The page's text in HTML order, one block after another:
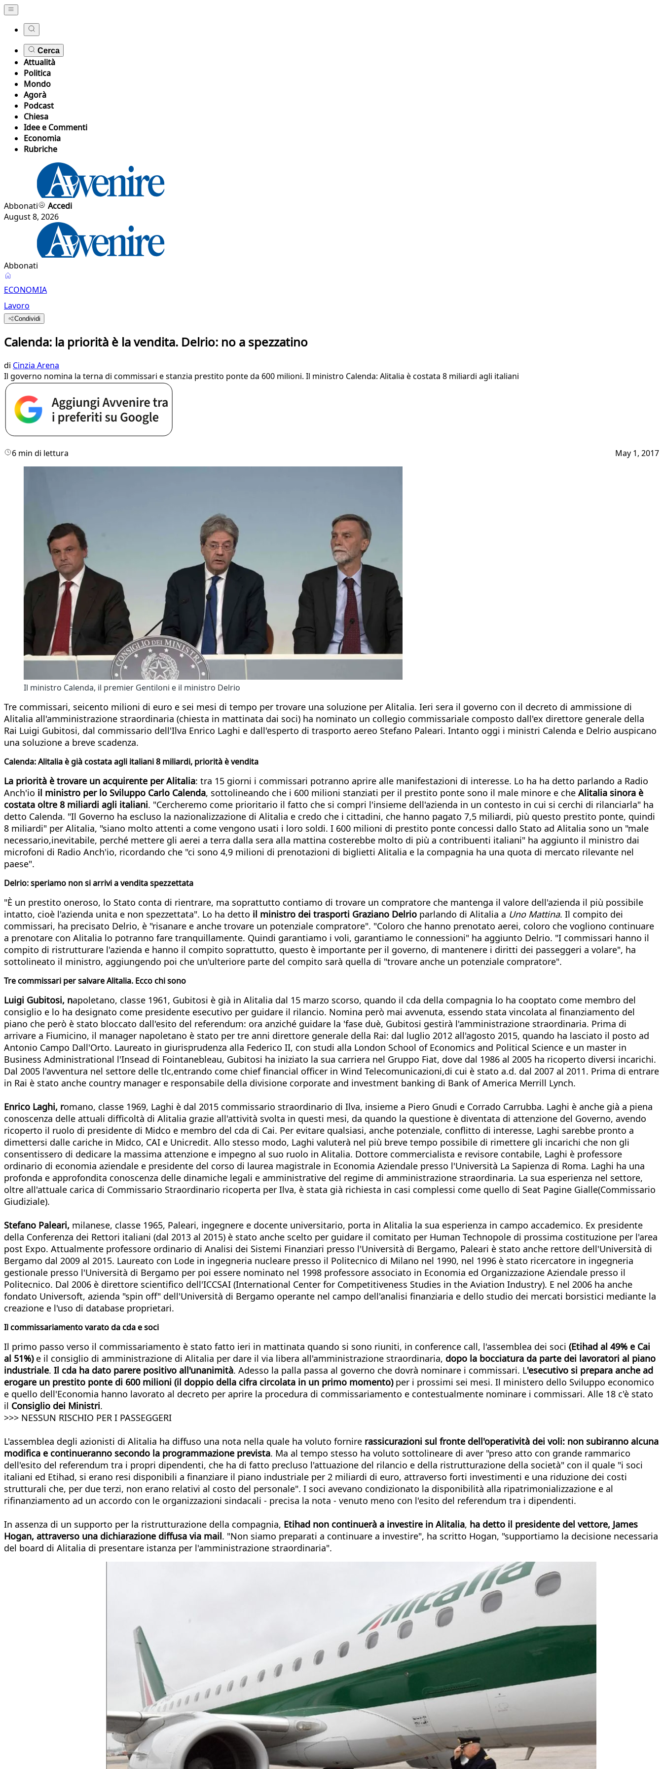
Cerca
Attualità
Politica
Mondo
Agorà
Podcast
Chiesa
Idee e Commenti
Economia
Rubriche
Abbonati
Accedi
August 8, 2026
Abbonati
ECONOMIA
Lavoro
Condividi
Calenda: la priorità è la vendita. Delrio: no a spezzatino
di Cinzia Arena
Il governo nomina la terna di commissari e stanzia prestito ponte da 600 milioni. Il ministro Calenda: Alitalia è costata 8 miliardi agli italiani
6 min di lettura May 1, 2017
Il ministro Calenda, il premier Gentiloni e il ministro Delrio
Tre commissari, seicento milioni di euro e sei mesi di tempo per trovare una soluzione per Alitalia. Ieri sera il governo con il decreto di ammissione di
Alitalia all'amministrazione straordinaria (chiesta in mattinata dai soci) ha nominato un collegio commissariale composto dall'ex direttore generale della
Rai Luigi Gubitosi, dal commissario dell'Ilva Enrico Laghi e dall'esperto di trasporto aereo Stefano Paleari. Intanto oggi i ministri Calenda e Delrio auspicano
una soluzione a breve scadenza.
Calenda: Alitalia è già costata agli italiani 8 miliardi, priorità è vendita
La priorità è trovare un acquirente per Alitalia: tra 15 giorni i commissari potranno aprire alle manifestazioni di interesse. Lo ha ha detto parlando a Radio
Anch'io il ministro per lo Sviluppo Carlo Calenda, sottolineando che i 600 milioni stanziati per il prestito ponte sono il male minore e che Alitalia sinora è
costata oltre 8 miliardi agli italiani. "Cercheremo come prioritario il fatto che si compri l'insieme dell'azienda in un contesto in cui si cerchi di rilanciarla" ha
detto Calenda. "Il Governo ha escluso la nazionalizzazione di Alitalia e credo che i cittadini, che hanno pagato 7,5 miliardi, più questo prestito ponte, quindi
8 miliardi" per Alitalia, "siano molto attenti a come vengono usati i loro soldi. I 600 milioni di prestito ponte concessi dallo Stato ad Alitalia sono un "male
necessario,inevitabile, perché mettere gli aerei a terra dalla sera alla mattina costerebbe molto di più a contribuenti italiani" ha aggiunto il ministro dai
microfoni di Radio Anch'io, ricordando che "ci sono 4,9 milioni di prenotazioni di biglietti Alitalia e la compagnia ha una quota di mercato rilevante nel
paese".
Delrio: speriamo non si arrivi a vendita spezzettata
"È un prestito oneroso, lo Stato conta di rientrare, ma soprattutto contiamo di trovare un compratore che mantenga il valore dell'azienda il più possibile
intatto, cioè l'azienda unita e non spezzettata". Lo ha detto il ministro dei trasporti Graziano Delrio parlando di Alitalia a Uno Mattina. Il compito dei
commissari, ha precisato Delrio, è "risanare e anche trovare un potenziale compratore". "Coloro che hanno prenotato aerei, coloro che vogliono continuare
a prenotare con Alitalia lo potranno fare tranquillamente. Quindi garantiamo i voli, garantiamo le connessioni" ha aggiunto Delrio. "I commissari hanno il
compito di ristrutturare l'azienda e hanno il compito soprattutto, questo è importante per il governo, di mantenere i diritti dei passeggeri a volare", ha
sottolineato il ministro, aggiungendo poi che un'ulteriore parte del compito sarà quella di "trovare anche un potenziale compratore".
Tre commissari per salvare Alitalia. Ecco chi sono
Luigi Gubitosi, napoletano, classe 1961, Gubitosi è già in Alitalia dal 15 marzo scorso, quando il cda della compagnia lo ha cooptato come membro del
consiglio e lo ha designato come presidente esecutivo per guidare il rilancio. Nomina però mai avvenuta, essendo stata vincolata al finanziamento del
piano che però è stato bloccato dall'esito del referendum: ora anziché guidare la 'fase duè, Gubitosi gestirà l'amministrazione straordinaria. Prima di
arrivare a Fiumicino, il manager napoletano è stato per tre anni direttore generale della Rai: dal luglio 2012 all'agosto 2015, quando ha lasciato il posto ad
Antonio Campo Dall'Orto. Laureato in giurisprudenza alla Federico II, con studi alla London School of Economics and Political Science e un master in
Business Administrational l'Insead di Fointanebleau, Gubitosi ha iniziato la sua carriera nel Gruppo Fiat, dove dal 1986 al 2005 ha ricoperto diversi incarichi.
Dal 2005 l'avventura nel settore delle tlc,entrando come chief financial officer in Wind Telecomunicazioni,di cui è stato a.d. dal 2007 al 2011. Prima di entrare
in Rai è stato anche country manager e responsabile della divisione corporate and investment banking di Bank of America Merrill Lynch.
Enrico Laghi, romano, classe 1969, Laghi è dal 2015 commissario straordinario di Ilva, insieme a Piero Gnudi e Corrado Carrubba. Laghi è anche già a piena
conoscenza delle attuali difficoltà di Alitalia grazie all'attività svolta in questi mesi, da quando la questione è diventata di attenzione del Governo, avendo
ricoperto il ruolo di presidente di Midco e membro del cda di Cai. Per evitare qualsiasi, anche potenziale, conflitto di interesse, Laghi sarebbe pronto a
dimettersi dalle cariche in Midco, CAI e Unicredit. Allo stesso modo, Laghi valuterà nel più breve tempo possibile di rimettere gli incarichi che non gli
consentissero di dedicare la massima attenzione e impegno al suo ruolo in Alitalia. Dottore commercialista e revisore contabile, Laghi è professore
ordinario di economia aziendale e presidente del corso di laurea magistrale in Economia Aziendale presso l'Università La Sapienza di Roma. Laghi ha una
profonda e approfondita conoscenza delle dinamiche legali e amministrative del regime di amministrazione straordinaria. La sua esperienza nel settore,
oltre all'attuale carica di Commissario Straordinario ricoperta per Ilva, è stata già richiesta in casi complessi come quello di Seat Pagine Gialle(Commissario
Giudiziale).
Stefano Paleari, milanese, classe 1965, Paleari, ingegnere e docente universitario, porta in Alitalia la sua esperienza in campo accademico. Ex presidente
della Conferenza dei Rettori italiani (dal 2013 al 2015) è stato anche scelto per guidare il comitato per Human Technopole di prossima costituzione per l'area
post Expo. Attualmente professore ordinario di Analisi dei Sistemi Finanziari presso l'Università di Bergamo, Paleari è stato anche rettore dell'Università di
Bergamo dal 2009 al 2015. Laureato con Lode in ingegneria nucleare presso il Politecnico di Milano nel 1990, nel 1996 è stato ricercatore in ingegneria
gestionale presso l'Università di Bergamo per poi essere nominato nel 1998 professore associato in Economia ed Organizzazione Aziendale presso il
Politecnico. Dal 2006 è direttore scientifico dell'ICCSAI (International Center for Competitiveness Studies in the Aviation Industry). E nel 2006 ha anche
fondato Universoft, azienda "spin off" dell'Università di Bergamo operante nel campo dell'analisi finanziaria e dello studio dei mercati borsistici mediante la
creazione e l'uso di database proprietari.
Il commissariamento varato da cda e soci
Il primo passo verso il commissariamento è stato fatto ieri in mattinata quando si sono riuniti, in conference call, l'assemblea dei soci (Etihad al 49% e Cai
al 51%)e il consiglio di amministrazione di Alitalia per dare il via libera all'amministrazione straordinaria, dopo la bocciatura da parte dei lavoratori al piano
industriale. Il cda ha dato parere positivo all'unanimità. Adesso la palla passa al governo che dovrà nominare i commissari. L'esecutivo si prepara anche ad
erogare un prestito ponte di 600 milioni (il doppio della cifra circolata in un primo momento) per i prossimi sei mesi. Il ministero dello Sviluppo economico
e quello dell'Economia hanno lavorato al decreto per aprire la procedura di commissariamento e contestualmente nominare i commissari. Alle 18 c'è stato
il Consiglio dei Ministri.
>>> NESSUN RISCHIO PER I PASSEGGERI
L'assemblea degli azionisti di Alitalia ha diffuso una nota nella quale ha voluto fornire rassicurazioni sul fronte dell'operatività dei voli: non subiranno alcuna
modifica e continueranno secondo la programmazione prevista. Ma al tempo stesso ha voluto sottolineare di aver "preso atto con grande rammarico
dell'esito del referendum tra i propri dipendenti, che ha di fatto precluso l'attuazione del rilancio e della ristrutturazione della società" con il quale "i soci
italiani ed Etihad, si erano resi disponibili a finanziare il piano industriale per 2 miliardi di euro, attraverso forti investimenti e una riduzione dei costi
strutturali che, per due terzi, non erano relativi al costo del personale". I soci avevano condizionato la disponibilità alla ripatrimonializzazione e al
rifinanziamento ad un accordo con le organizzazioni sindacali - precisa la nota - venuto meno con l'esito del referendum tra i dipendenti.
In assenza di un supporto per la ristrutturazione della compagnia, Etihad non continuerà a investire in Alitalia, ha detto il presidente del vettore, James
Hogan, attraverso una dichiarazione diffusa via mail. "Non siamo preparati a continuare a investire", ha scritto Hogan, "supportiamo la decisione necessaria
del board di Alitalia di presentare istanza per l'amministrazione straordinaria".